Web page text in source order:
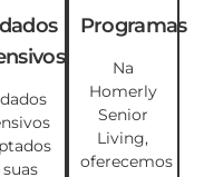
suas
Programas
Na
Homerly
Senior
Living,
oferecemos